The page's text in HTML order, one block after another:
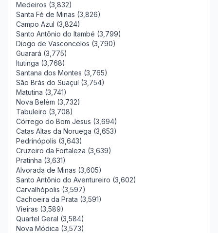
Medeiros (3,832)
Santa Fé de Minas (3,826)
Campo Azul (3,824)
Santo Antônio do Itambé (3,799)
Diogo de Vasconcelos (3,790)
Guarará (3,775)
Itutinga (3,768)
Santana dos Montes (3,765)
São Brás do Suaçuí (3,754)
Matutina (3,741)
Nova Belém (3,732)
Tabuleiro (3,708)
Córrego do Bom Jesus (3,694)
Catas Altas da Noruega (3,653)
Pedrinópolis (3,643)
Cruzeiro da Fortaleza (3,639)
Pratinha (3,631)
Alvorada de Minas (3,605)
Santo Antônio do Aventureiro (3,602)
Carvalhópolis (3,597)
Cachoeira da Prata (3,591)
Vieiras (3,589)
Quartel Geral (3,584)
Nova Módica (3,573)